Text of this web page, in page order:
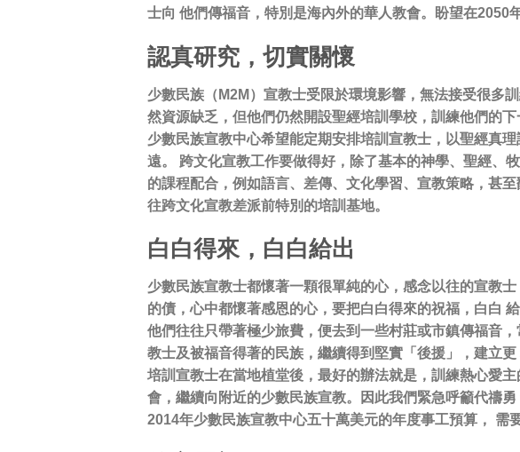
士向 他們傳福音，特別是海內外的華人教會。盼望在2050
認真研究，切實關懷
少數民族（M2M）宣教士受限於環境影響，無法接受很多
然資源缺乏，但他們仍然開設聖經培訓學校，訓練他們的下
少數民族宣教中心希望能定期安排培訓宣教士，以聖經真
遠。 跨文化宣教工作要做得好，除了基本的神學、聖經、
的課程配合，例如語言、差傳、文化學習、宣教策略，甚
往跨文化宣教差派前特別的培訓基地。
白白得來，白白給出
少數民族宣教士都懷著一顆很單純的心，感念以往的宣教
的債，心中都懷著感恩的心，要把白白得來的祝福，白白 給
他們往往只帶著極少旅費，便去到一些村莊或市鎮傳福音
教士及被福音得著的民族，繼續得到堅實「後援」，建立更
培訓宣教士在當地植堂後，最好的辦法就是，訓練熱心愛
會，繼續向附近的少數民族宣教。因此我們緊急呼籲代禱
2014年少數民族宣教中心五十萬美元的年度事工預算， 需